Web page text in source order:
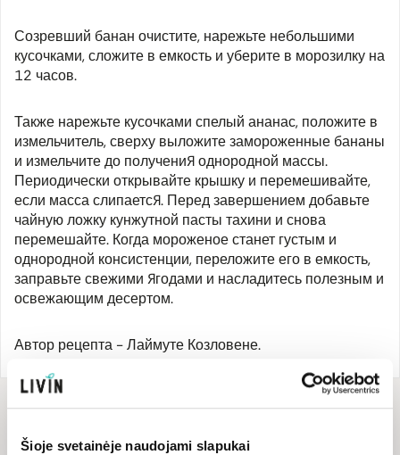
Šioje svetainėje naudojami slapukai
Созревший банан очистите, нарежьте небольшими
кусочками, сложите в емкость и уберите в морозилку на
12 часов.
Также нарежьте кусочками спелый ананас, положите в
измельчитель, сверху выложите замороженные бананы
и измельчите до получения однородной массы.
Периодически открывайте крышку и перемешивайте,
если масса слипается. Перед завершением добавьте
чайную ложку кунжутной пасты тахини и снова
перемешайте. Когда мороженое станет густым и
однородной консистенции, переложите его в емкость,
заправьте свежими ягодами и насладитесь полезным и
освежающим десертом.
Автор рецепта - Лаймуте Козловене.
Для рецепта
понадобится